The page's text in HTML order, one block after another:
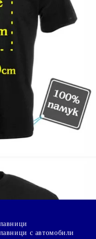
под ръкава
най-високата част
с автомобили